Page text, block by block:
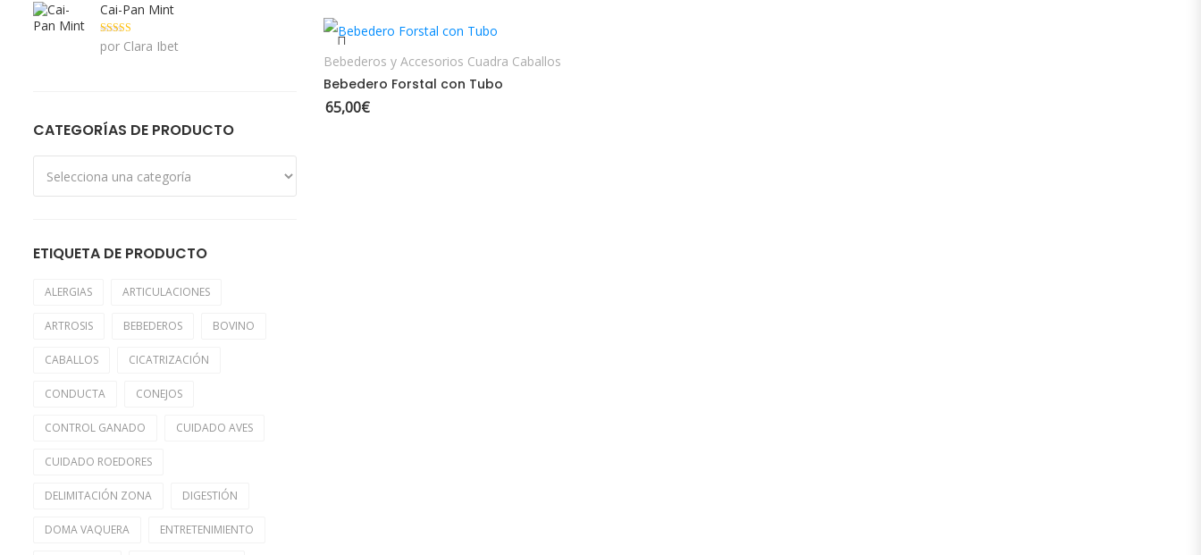
Bebederos y Accesorios Cuadra Caballos
Bebedero Forstal con Tubo
65,00€
Cai-Pan Mint
Valorado con
5 de 5
por Clara Ibet
CATEGORÍAS DE PRODUCTO
ETIQUETA DE PRODUCTO
ALERGIAS ARTICULACIONES
ARTROSIS BEBEDEROS BOVINO
CABALLOS CICATRIZACIÓN
CONDUCTA CONEJOS
CONTROL GANADO CUIDADO AVES
CUIDADO ROEDORES
DELIMITACIÓN ZONA DIGESTIÓN
DOMA VAQUERA ENTRETENIMIENTO